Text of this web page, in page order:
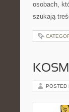
osobach,
szukają
POSTED